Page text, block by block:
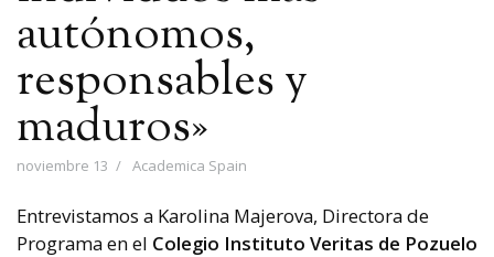
autónomos,
responsables y
maduros»
noviembre 13 Academica Spain
Entrevistamos a Karolina Majerova, Directora de
Programa en el Colegio Instituto Veritas de Pozuelo